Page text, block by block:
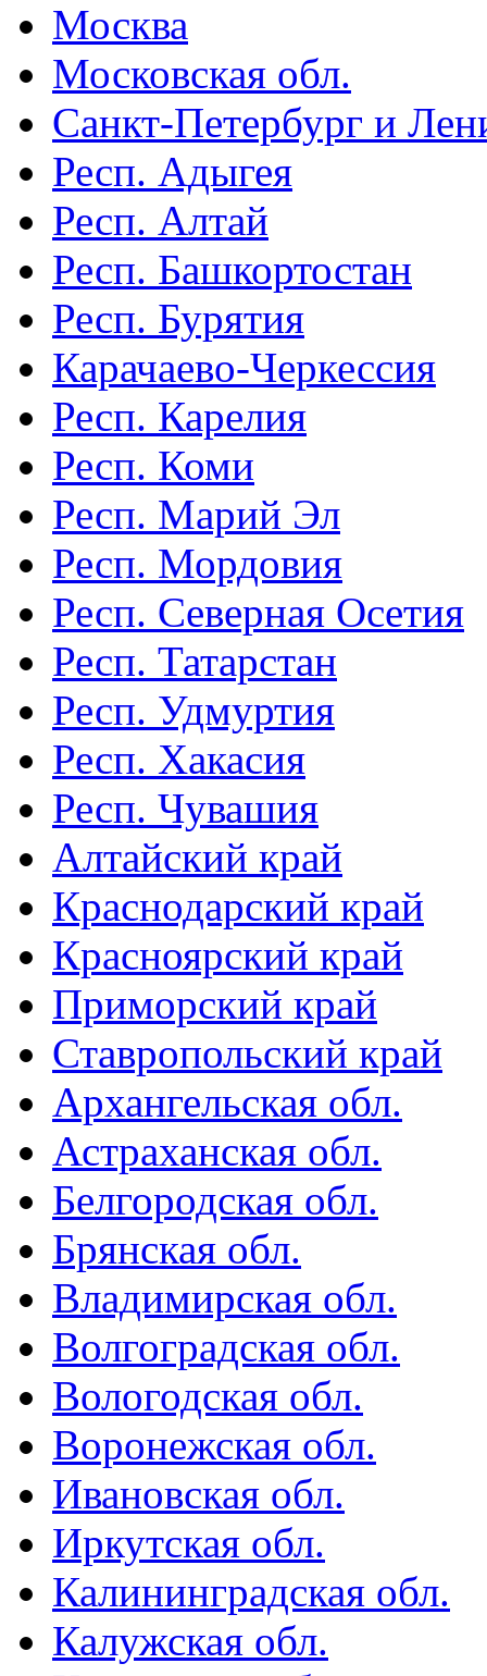
Москва
Московская обл.
Санкт-Петербург и
Респ. Адыгея
Респ. Алтай
Респ. Башкортостан
Респ. Бурятия
Карачаево-Черкессия
Респ. Карелия
Респ. Коми
Респ. Марий Эл
Респ. Мордовия
Респ. Северная Осетия
Респ. Татарстан
Респ. Удмуртия
Респ. Хакасия
Респ. Чувашия
Алтайский край
Краснодарский край
Красноярский край
Приморский край
Ставропольский край
Архангельская обл.
Астраханская обл.
Белгородская обл.
Брянская обл.
Владимирская обл.
Волгоградская обл.
Вологодская обл.
Воронежская обл.
Ивановская обл.
Иркутская обл.
Калининградская обл.
Калужская обл.